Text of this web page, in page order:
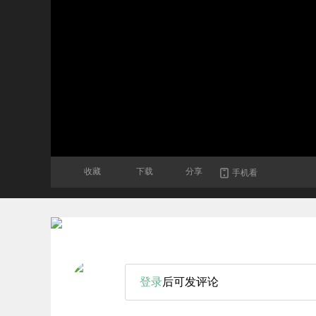
收藏 下载 分享 手机看
登录后可发评论